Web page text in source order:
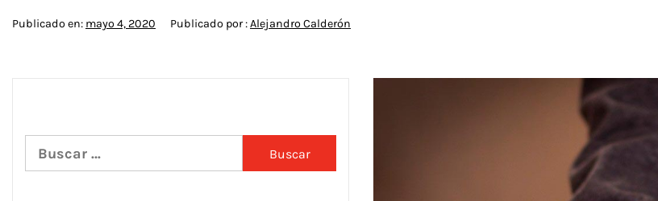
Publicado en: mayo 4, 2020 Publicado por :Alejandro Calderón
Buscar: